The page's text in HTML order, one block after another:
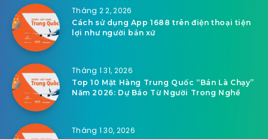
Tháng 2 2, 2026
Cách sử dụng App 1688 trên điện thoại tiện
lợi như người bản xứ
Tháng 1 31, 2026
Top 10 Mặt Hàng Trung Quốc “Bán Là Chạy”
Năm 2026: Dự Báo Từ Người Trong Nghề
Tháng 1 30, 2026